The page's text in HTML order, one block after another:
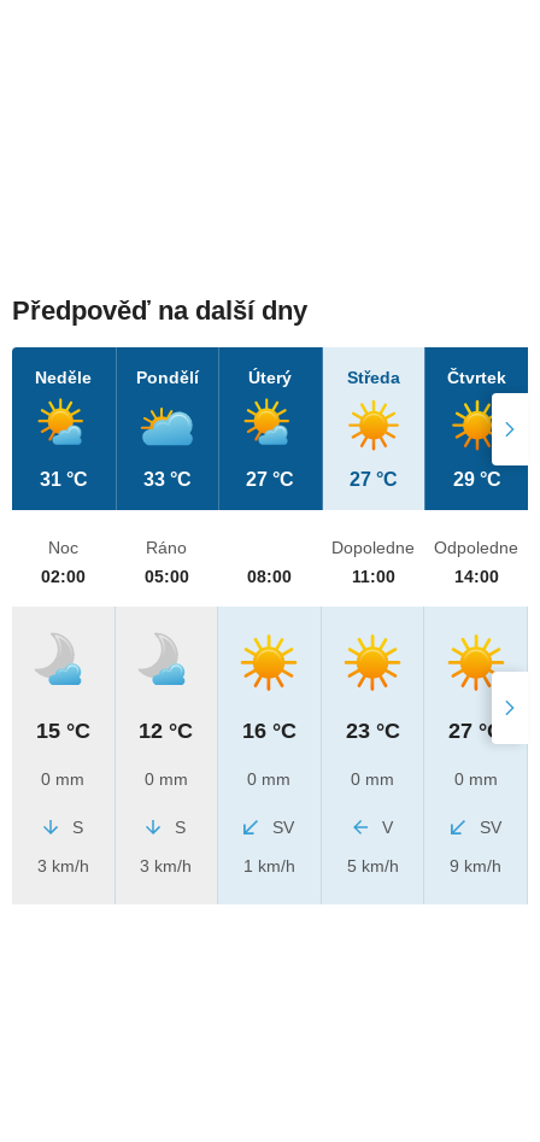
Předpověď na další dny
Neděle
31 °C
Pondělí
33 °C
Úterý
27 °C
Středa
27 °C
Čtvrtek
29 °C
Noc
02:00
15 °C
0 mm
S
3 km/h
Ráno
05:00
12 °C
0 mm
S
3 km/h
08:00
16 °C
0 mm
SV
1 km/h
Dopoledne
11:00
23 °C
0 mm
V
5 km/h
Odpoledne
14:00
27 °C
0 mm
SV
9 km/h